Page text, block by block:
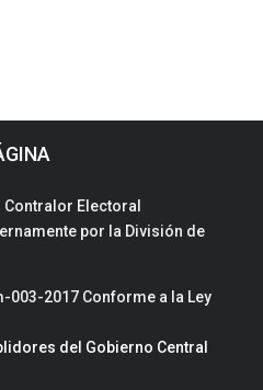
Electoral
por la División de
003-2017 Conforme a la Ley
del Gobierno Central